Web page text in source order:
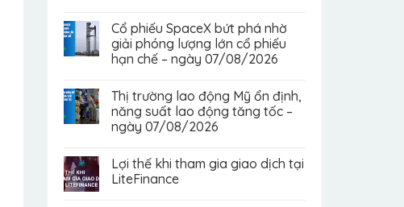
Cổ phiếu SpaceX bứt phá nhờ
giải phóng lượng lớn cổ phiếu
hạn chế – ngày 07/08/2026
Thị trường lao động Mỹ ổn định,
năng suất lao động tăng tốc –
ngày 07/08/2026
Lợi thế khi tham gia giao dịch tại
LiteFinance